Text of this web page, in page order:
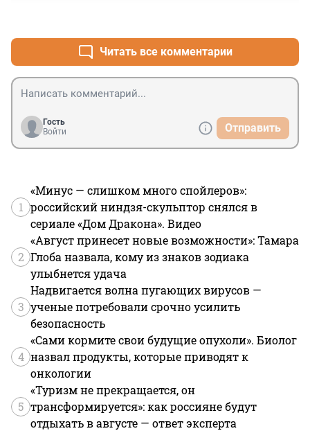
Читать все комментарии
Гость
Войти
Отправить
1
«Минус — слишком много спойлеров»:
российский ниндзя-скульптор снялся в
сериале «Дом Дракона». Видео
2
«Август принесет новые возможности»: Тамара
Глоба назвала, кому из знаков зодиака
улыбнется удача
3
Надвигается волна пугающих вирусов —
ученые потребовали срочно усилить
безопасность
4
«Сами кормите свои будущие опухоли». Биолог
назвал продукты, которые приводят к
онкологии
5
«Туризм не прекращается, он
трансформируется»: как россияне будут
отдыхать в августе — ответ эксперта